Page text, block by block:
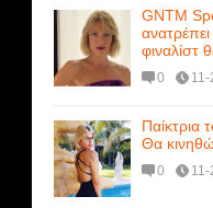
GNTM
φιναλίστ
0
Παίκτρια
Θα
0